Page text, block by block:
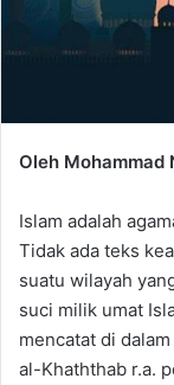
Oleh Mohammad
Islam adalah
Tidak ada teks
suatu wilayah
suci milik umat
mencatat di dalam
al-Khaththab r.a.